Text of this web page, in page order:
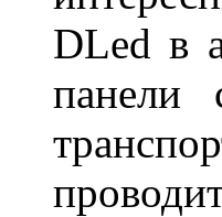
DLed в
панели